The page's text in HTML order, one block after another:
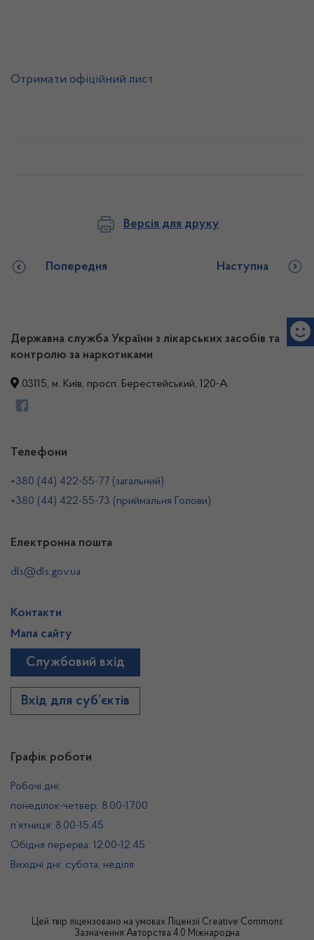
Отримати офіційний лист
Версія для друку
Попередня Наступна
Державна служба України з лікарських засобів та
контролю за наркотиками
03115, м. Київ, просп. Берестейський, 120-А
Графік роботи
Робочі дні:
понеділок-четвер: 8.00-17.00
п’ятниця: 8.00-15.45
Обідня перерва: 12.00-12.45
Вихідні дні: субота, неділя
Телефони
+380 (44) 422-55-77 (загальний)
+380 (44) 422-55-73 (приймальня Голови)
Електронна пошта
dls@dls.gov.ua
Контакти
Мапа сайту
Службовий вхід
Вхід для суб’єктів
Цей твір ліцензовано на умовах Ліцензії Creative Commons
Зазначення Авторства 4.0 Міжнародна